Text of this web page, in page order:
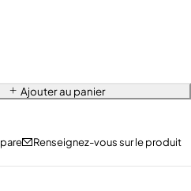
Ajouter au panier
Renseignez-vous sur le produit